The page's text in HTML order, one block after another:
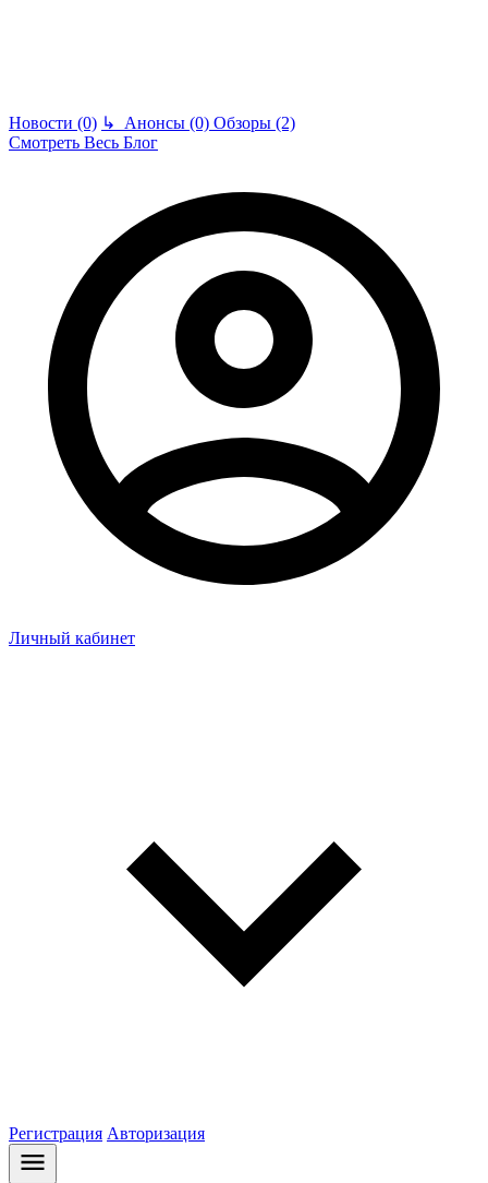
Новости (0) ↳ Анонсы (0) Обзоры (2)
Смотреть Весь Блог
Личный кабинет
Регистрация Авторизация